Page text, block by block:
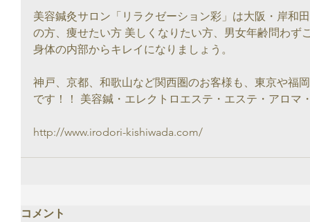
美容鍼灸サロン「リラクゼーション彩」は大阪・岸和
の方、痩せたい方 美しくなりたい方、男女年齢問わず
身体の内部からキレイになりましょう。
神戸、京都、和歌山など関西圏のお客様も、東京や福
です！！ 美容鍼・エレクトロエステ・エステ・アロマ
http://www.irodori-kishiwada.com/
コメント